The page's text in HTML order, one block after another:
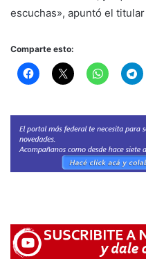
escuchas», apuntó el
Comparte esto: